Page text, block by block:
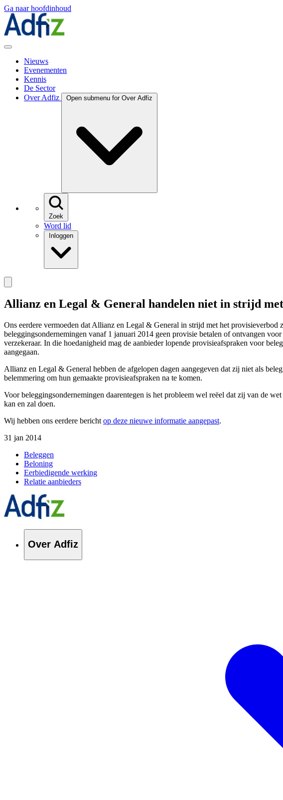
Ga naar hoofdinhoud
Nieuws
Evenementen
Kennis
De Sector
Over Adfiz
Open submenu for Over Adfiz
Zoek
Word lid
Inloggen
Allianz en Legal & General handelen niet in strijd
Ons eerdere vermoeden dat Allianz en Legal & General in strijd met het
beleggingsondernemingen vanaf 1 januari 2014 geen provisie betalen of ontvangen
verzekeraar. In die hoedanigheid mag de aanbieder lopende provisieafspraken voor
aangegaan.
Allianz en Legal & General hebben de afgelopen dagen aangegeven dat zij niet als
belemmering om hun gemaakte provisieafspraken na te komen.
Voor beleggingsondernemingen daarentegen is het probleem wel reëel dat zij van de
kan en zal doen.
Wij hebben ons eerdere bericht op deze nieuwe informatie aangepast.
31 jan 2014
Beleggen
Beloning
Eerbiedigende werking
Relatie aanbieders
Over Adfiz